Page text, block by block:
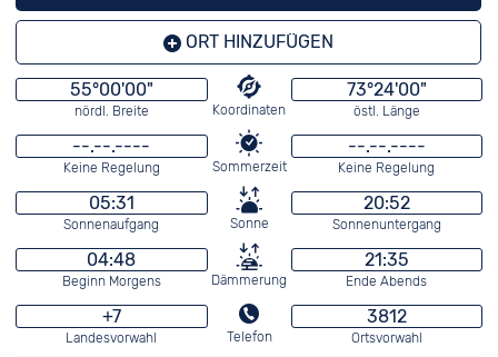
ORT HINZUFÜGEN
55°00'00"
nördl. Breite Koordinaten
73°24'00"
östl. Länge
--.--.----
Keine Regelung Sommerzeit
--.--.----
Keine Regelung
05:31
Sonnenaufgang Sonne
20:52
Sonnenuntergang
04:48
Beginn Morgens Dämmerung
21:35
Ende Abends
+7
Landesvorwahl Telefon
3812
Ortsvorwahl